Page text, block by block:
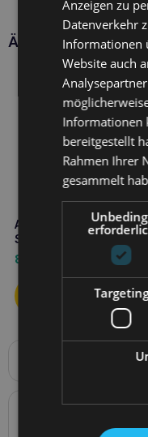
Ähnliche Produkte
Amiplay Verstellbarer
Samba XS Türkis
8,90
Vorschriften:
Anzeigen zu
Datenverkehr
Informationen
Website auch
Informationen
bereitgestellt
Rahmen Ihrer
gesammelt